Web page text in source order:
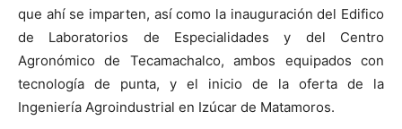
que ahí se imparten, así como la inauguración del Edifico
de Laboratorios de Especialidades y del Centro
Agronómico de Tecamachalco, ambos equipados con
tecnología de punta, y el inicio de la oferta de la
Ingeniería Agroindustrial en Izúcar de Matamoros.